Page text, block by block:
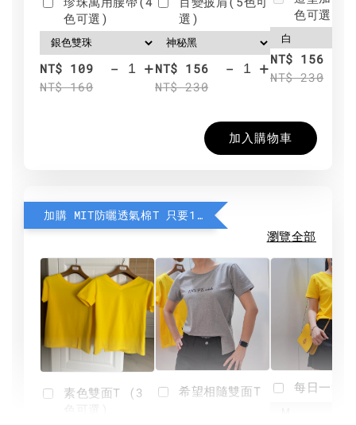
色可選)
NT$ 109
NT$ 160
- +
選)
NT$ 156
NT$ 230
- +
色可選)
NT$ 156
NT$ 230
加入購物車
加購 MIT防曬透氣棉T 只要190元
瀏覽全部
素色雙面T (3
希望相隨雙面T 每日一笑